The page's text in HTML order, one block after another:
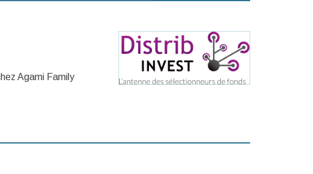
Agami Family